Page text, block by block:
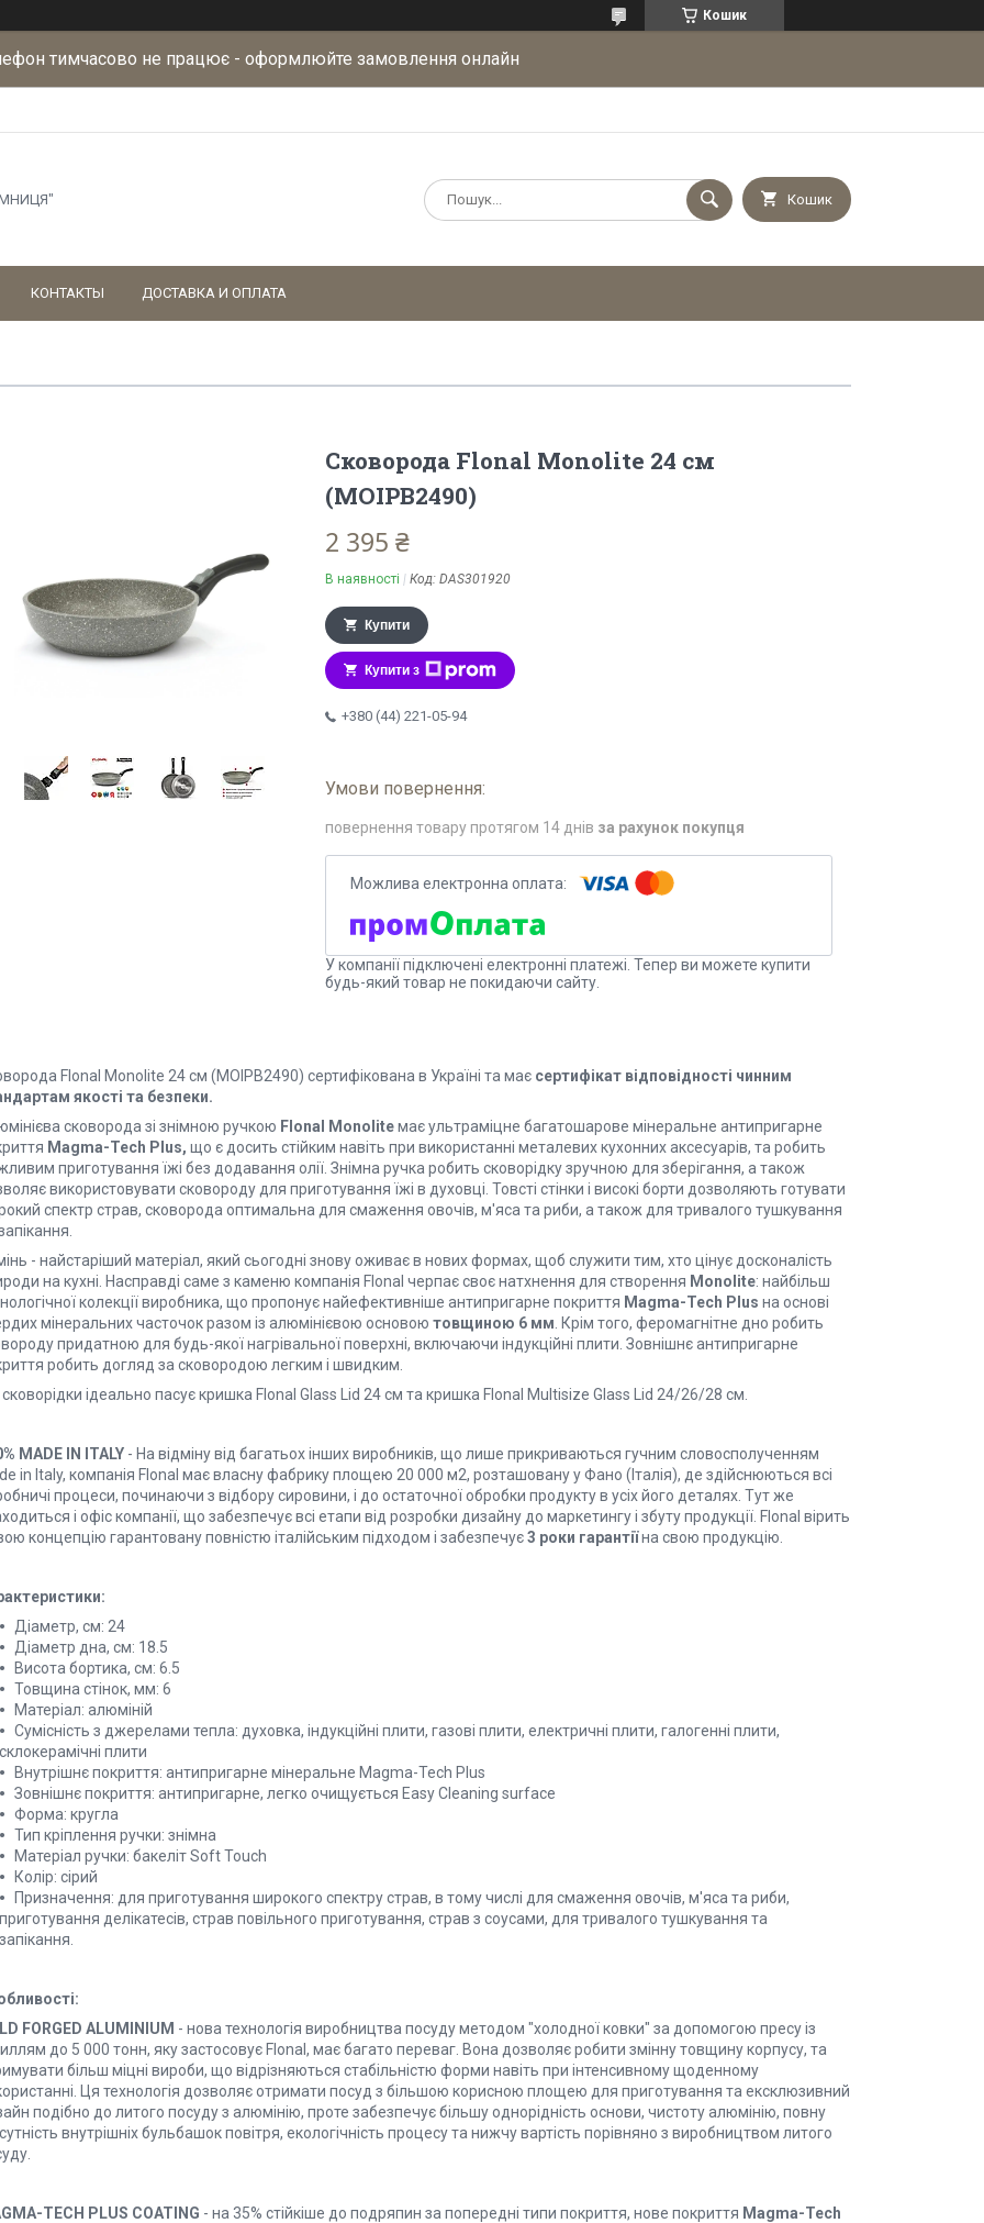
Кошик
тимчасово не працює - оформлюйте замовлення онлайн
Кошик
КОНТАКТЫ ДОСТАВКА И ОПЛАТА
Сковорода Flonal Monolite 24 см
(MOIPB2490)
2 395 ₴
В наявності Код: DAS301920
Купити
Купити з
+380 (44) 221-05-94
повернення товару протягом 14 днів за рахунок покупця
У компанії підключені електронні платежі. Тепер ви можете купити
будь-який товар не покидаючи сайту.
Flonal Monolite 24 см (MOIPB2490) сертифікована в Україні та має сертифікат відповідності чинним
якості та безпеки.
сковорода зі знімною ручкою Flonal Monoliteмає ультраміцне багатошарове мінеральне антипригарне
Magma-Tech Plus, що є досить стійким навіть при використанні металевих кухонних аксесуарів, та робить
приготування їжі без додавання олії. Знімна ручка робить сковорідку зручною для зберігання, а також
використовувати сковороду для приготування їжі в духовці. Товсті стінки і високі борти дозволяють готувати
спектр страв, сковорода оптимальна для смаження овочів, м'яса та риби, а також для тривалого тушкування
- найстаріший матеріал, який сьогодні знову оживає в нових формах, щоб служити тим, хто цінує досконалість
на кухні. Насправді саме з каменю компанія Flonal черпає своє натхнення для створення Monolite: найбільш
колекції виробника, що пропонує найефективніше антипригарне покриття Magma-Tech Plus на основі
мінеральних часточок разом із алюмінієвою основою товщиною 6 мм . Крім того, феромагнітне дно робить
придатною для будь-якої нагрівальної поверхні, включаючи індукційні плити. Зовнішнє антипригарне
робить догляд за сковородою легким і швидким.
ідеально пасує кришка Flonal Glass Lid 24 см та кришка Flonal Multisize Glass Lid 24/26/28 см.
MADE IN ITALY - На відміну від багатьох інших виробників, що лише прикриваються гучним словосполученням
in Italy, компанія Flonal має власну фабрику площею 20 000 м2, розташовану у Фано (Італія), де здійснюються всі
процеси, починаючи з відбору сировини, і до остаточної обробки продукту в усіх його деталях. Тут же
і офіс компанії, що забезпечує всі етапи від розробки дизайну до маркетингу і збуту продукції. Flonal вірить
концепцію гарантовану повністю італійським підходом і забезпечує3 роки гарантіїна свою продукцію.
Діаметр, см: 24
Діаметр дна, см: 18.5
Висота бортика, см: 6.5
Товщина стінок, мм: 6
Матеріал: алюміній
Сумісність з джерелами тепла: духовка, індукційні плити, газові плити, електричні плити, галогенні плити,
склокерамічні плити
Внутрішнє покриття: антипригарне мінеральне Magma-Tech Plus
Зовнішнє покриття: антипригарне, легко очищується Easy Cleaning surface
Форма: кругла
Тип кріплення ручки: знімна
Матеріал ручки: бакеліт Soft Touch
Колір: сірий
Призначення: для приготування широкого спектру страв, в тому числі для смаження овочів, м'яса та риби,
приготування делікатесів, страв повільного приготування, страв з соусами, для тривалого тушкування та
запікання.
FORGED ALUMINIUM - нова технологія виробництва посуду методом "холодної ковки" за допомогою пресу із
до 5 000 тонн, яку застосовує Flonal, має багато переваг. Вона дозволяє робити змінну товщину корпусу, та
більш міцні вироби, що відрізняються стабільністю форми навіть при інтенсивному щоденному
Ця технологія дозволяє отримати посуд з більшою корисною площею для приготування та ексклюзивний
подібно до литого посуду з алюмінію, проте забезпечує більшу однорідність основи, чистоту алюмінію, повну
внутрішніх бульбашок повітря, екологічність процесу та нижчу вартість порівняно з виробництвом литого
TECH PLUS COATING - на 35% стійкіше до подряпин за попередні типи покриття, нове покриття Magma-Tech